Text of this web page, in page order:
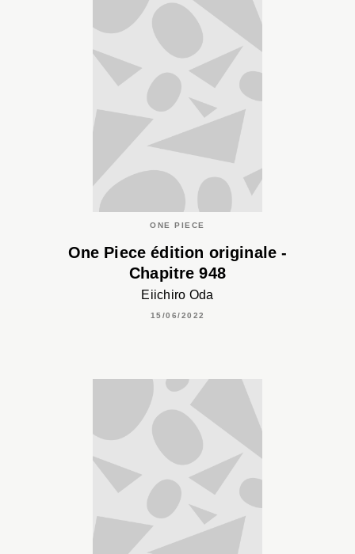
ONE PIECE
One Piece édition originale -
Chapitre 948
Eiichiro Oda
15/06/2022